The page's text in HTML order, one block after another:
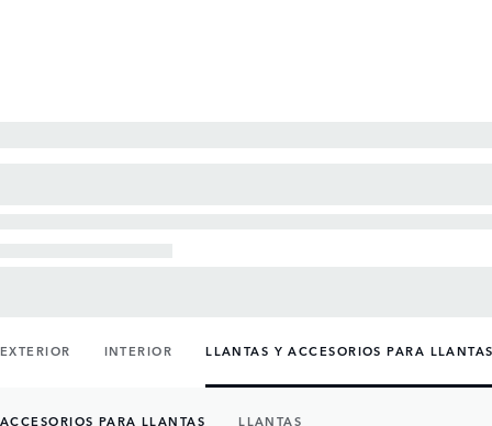
EXTERIOR INTERIOR LLANTAS Y ACCESORIOS PARA
ACCESORIOS PARA LLANTAS LLANTAS